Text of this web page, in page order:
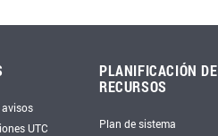
UTC
PLANIFICACIÓN DE
RECURSOS
Plan de sistema